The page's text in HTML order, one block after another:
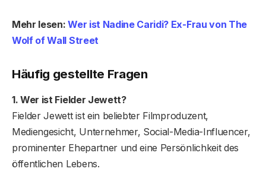
Mehr lesen:Wer ist Nadine Caridi? Ex-Frau von The
Wolf of Wall Street
Häufig gestellte Fragen
1. Wer ist Fielder Jewett?
Fielder Jewett ist ein beliebter Filmproduzent,
Mediengesicht, Unternehmer, Social-Media-Influencer,
prominenter Ehepartner und eine Persönlichkeit des
öffentlichen Lebens.